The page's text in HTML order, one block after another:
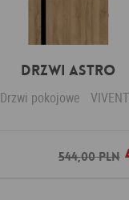
Drzwi ASTRO
Drzwi pokojowe
544,00 PLN
Dodaj do